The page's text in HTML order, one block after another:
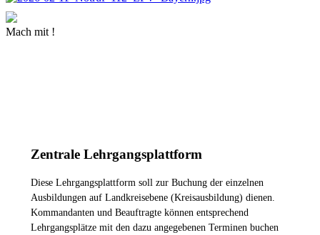
Mach mit !
Zentrale Lehrgangsplattform
Diese Lehrgangsplattform soll zur Buchung der einzelnen
Ausbildungen auf Landkreisebene (Kreisausbildung) dienen.
Kommandanten und Beauftragte können entsprechend
Lehrgangsplätze mit den dazu angegebenen Terminen buchen